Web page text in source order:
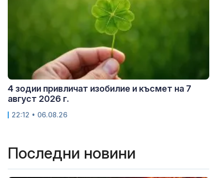
4 зодии привличат изобилие и късмет на 7
август 2026 г.
22:12 • 06.08.26
Последни новини